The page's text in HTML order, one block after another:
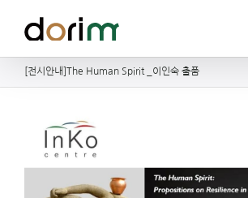
[전시안내]The Human Spirit _이인숙 출품